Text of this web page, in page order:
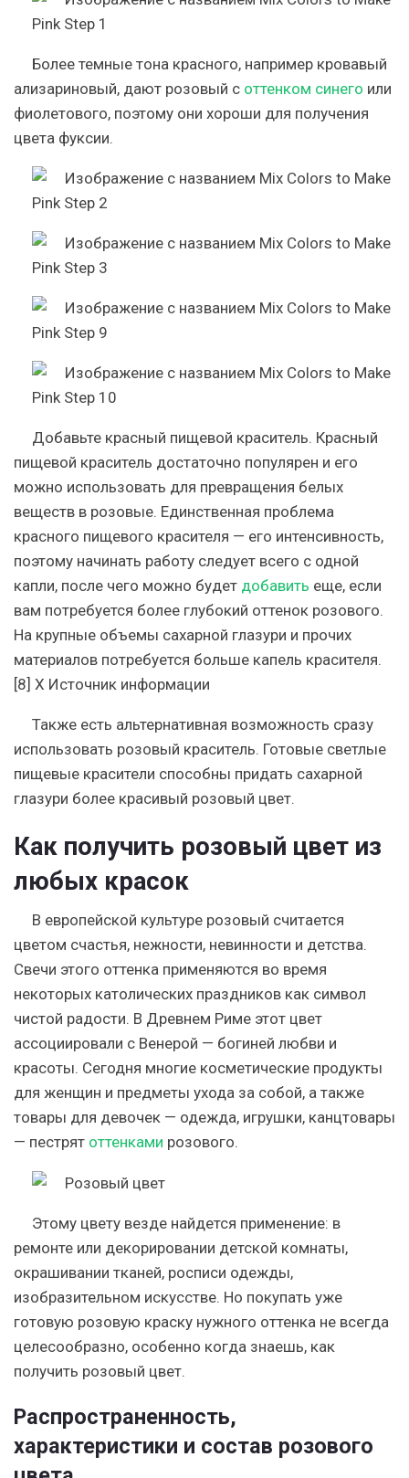
Более темные тона красного, например кровавый
ализариновый, дают розовый с оттенком синего или
фиолетового, поэтому они хороши для получения
цвета фуксии.
Добавьте красный пищевой краситель. Красный
пищевой краситель достаточно популярен и его
можно использовать для превращения белых
веществ в розовые. Единственная проблема
красного пищевого красителя — его интенсивность,
поэтому начинать работу следует всего с одной
капли, после чего можно будет добавить еще, если
вам потребуется более глубокий оттенок розового.
На крупные объемы сахарной глазури и прочих
материалов потребуется больше капель красителя.
[8] X Источник информации
Также есть альтернативная возможность сразу
использовать розовый краситель. Готовые светлые
пищевые красители способны придать сахарной
глазури более красивый розовый цвет.
Как получить розовый цвет из
любых красок
В европейской культуре розовый считается
цветом счастья, нежности, невинности и детства.
Свечи этого оттенка применяются во время
некоторых католических праздников как символ
чистой радости. В Древнем Риме этот цвет
ассоциировали с Венерой — богиней любви и
красоты. Сегодня многие косметические продукты
для женщин и предметы ухода за собой, а также
товары для девочек — одежда, игрушки, канцтовары
— пестрят оттенками розового.
Этому цвету везде найдется применение: в
ремонте или декорировании детской комнаты,
окрашивании тканей, росписи одежды,
изобразительном искусстве. Но покупать уже
готовую розовую краску нужного оттенка не всегда
целесообразно, особенно когда знаешь, как
получить розовый цвет.
Распространенность,
характеристики и состав розового